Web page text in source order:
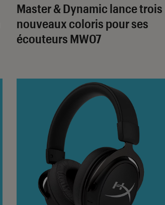
Master & Dynamic lance trois
nouveaux coloris pour ses
écouteurs MW07